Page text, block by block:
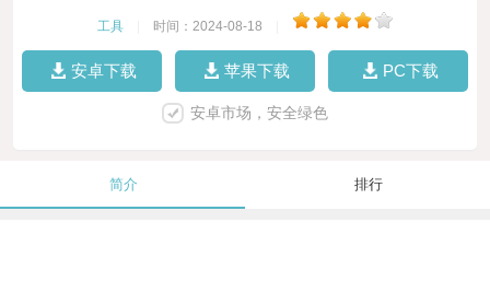
工具 时间：2024-08-18
安卓下载 苹果下载 PC下载
安卓市场，安全绿色
简介 排行